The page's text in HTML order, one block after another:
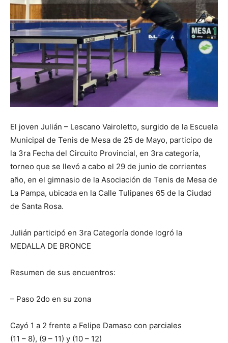
El joven Julián – Lescano Vairoletto, surgido de la Escuela
Municipal de Tenis de Mesa de 25 de Mayo, participo de
la 3ra Fecha del Circuito Provincial, en 3ra categoría,
torneo que se llevó a cabo el 29 de junio de corrientes
año, en el gimnasio de la Asociación de Tenis de Mesa de
La Pampa, ubicada en la Calle Tulipanes 65 de la Ciudad
de Santa Rosa.
Julián participó en 3ra Categoría donde logró la
MEDALLA DE BRONCE
Resumen de sus encuentros:
– Paso 2do en su zona
Cayó 1 a 2 frente a Felipe Damaso con parciales
(11 – 8), (9 – 11) y (10 – 12)